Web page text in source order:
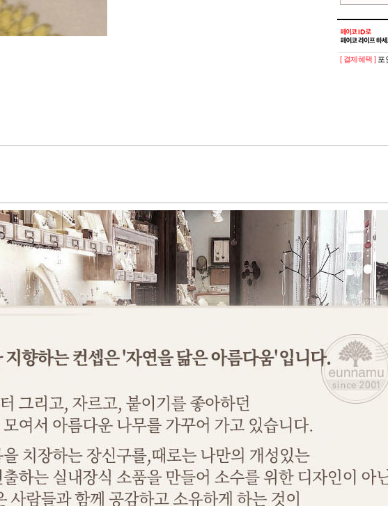
페이코 ID로 페이
[ 결제혜택 ] 포